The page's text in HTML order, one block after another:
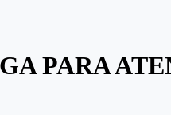
PARA